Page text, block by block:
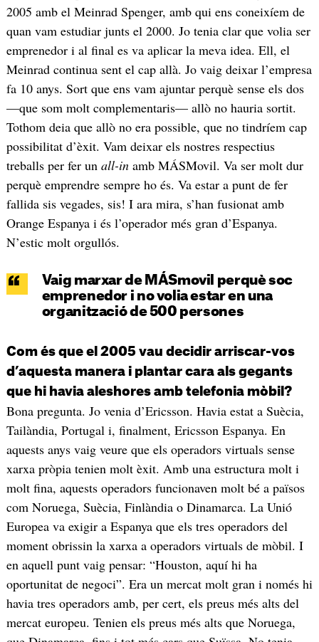
2005 amb el Meinrad Spenger, amb qui ens coneixíem de
quan vam estudiar junts el 2000. Jo tenia clar que volia ser
emprenedor i al final es va aplicar la meva idea. Ell, el
Meinrad continua sent el cap allà. Jo vaig deixar l’empresa
fa 10 anys. Sort que ens vam ajuntar perquè sense els dos
—que som molt complementaris— allò no hauria sortit.
Tothom deia que allò no era possible, que no tindríem cap
possibilitat d’èxit. Vam deixar els nostres respectius
treballs per fer un all-inamb MÁSMovil. Va ser molt dur
perquè emprendre sempre ho és. Va estar a punt de fer
fallida sis vegades, sis! I ara mira, s’han fusionat amb
Orange Espanya i és l’operador més gran d’Espanya.
N’estic molt orgullós.
Vaig marxar de MÁSmovil perquè soc
emprenedor i no volia estar en una
organització de 500 persones
Com és que el 2005 vau decidir arriscar-vos
d’aquesta manera i plantar cara als gegants
que hi havia aleshores amb telefonia mòbil?
Bona pregunta. Jo venia d’Ericsson. Havia estat a Suècia,
Tailàndia, Portugal i, finalment, Ericsson Espanya. En
aquests anys vaig veure que els operadors virtuals sense
xarxa pròpia tenien molt èxit. Amb una estructura molt i
molt fina, aquests operadors funcionaven molt bé a països
com Noruega, Suècia, Finlàndia o Dinamarca. La Unió
Europea va exigir a Espanya que els tres operadors del
moment obrissin la xarxa a operadors virtuals de mòbil. I
en aquell punt vaig pensar: “Houston, aquí hi ha
oportunitat de negoci”. Era un mercat molt gran i només hi
havia tres operadors amb, per cert, els preus més alts del
mercat europeu. Tenien els preus més alts que Noruega,